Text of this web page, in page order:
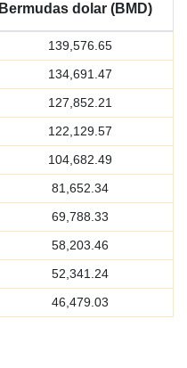
Bermudas dolar (BMD)
139,576.65
134,691.47
127,852.21
122,129.57
104,682.49
81,652.34
69,788.33
58,203.46
52,341.24
46,479.03